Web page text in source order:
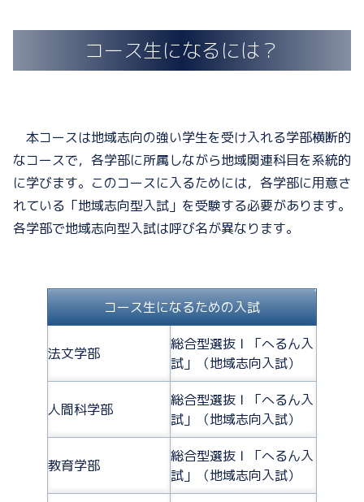
コース生になるには？
本コースは地域志向の強い学生を受け入れる学部横断的
なコースで，各学部に所属しながら地域関連科目を系統的
に学びます。このコースに入るためには，各学部に用意さ
れている「地域志向型入試」を受験する必要があります。
各学部で地域志向型入試は呼び名が異なります。
コース生になるための入試
法文学部
総合型選抜Ｉ「へるん入
試」（地域志向入試）
人間科学部
総合型選抜Ｉ「へるん入
試」（地域志向入試）
教育学部
総合型選抜Ｉ「へるん入
試」（地域志向入試）